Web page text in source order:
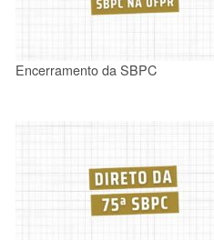
Encerramento da SBPC